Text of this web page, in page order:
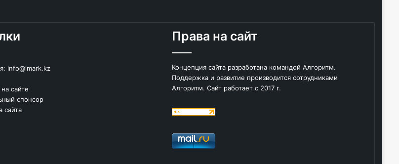
info@imark.kz
сайте
спонсор
сайта
Права на сайт
Концепция сайта разработана командой Алгоритм.
Поддержка и развитие производится сотрудниками
Алгоритм. Сайт работает с 2017 г.